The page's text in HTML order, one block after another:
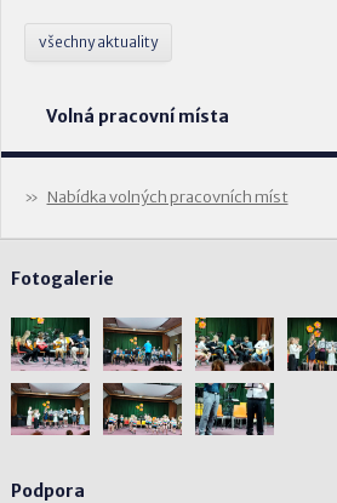
všechny aktuality
Volná pracovní místa
Nabídka volných pracovních míst
Fotogalerie
Podpora